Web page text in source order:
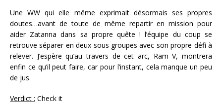
Une WW qui elle même exprimait désormais ses propres
doutes…avant de toute de même repartir en mission pour
aider Zatanna dans sa propre quête ! l’équipe du coup se
retrouve séparer en deux sous groupes avec son propre défi à
relever. J’espère qu’au travers de cet arc, Ram V, montrera
enfin ce qu’il peut faire, car pour l’instant, cela manque un peu
de jus.
Verdict : Check it